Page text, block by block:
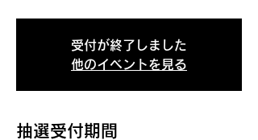
受付が終了しました
他のイベントを見る
抽選受付期間